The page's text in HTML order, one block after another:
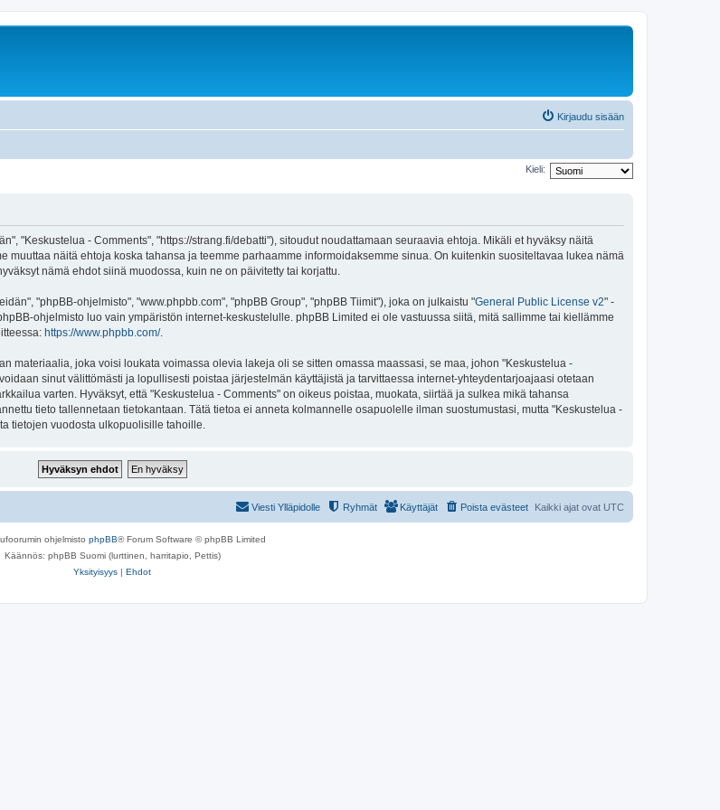
Kirjaudu sisään
Kieli:
"Keskustelua - Comments", "https://strang.fi/debatti"), sitoudut noudattamaan seuraavia ehtoja. Mikäli et hyväksy näitä
muuttaa näitä ehtoja koska tahansa ja teemme parhaamme informoidaksemme sinua. On kuitenkin suositeltavaa lukea nämä
nämä ehdot siinä muodossa, kuin ne on päivitetty tai korjattu.
"phpBB-ohjelmisto", "www.phpbb.com", "phpBB Group", "phpBB Tiimit"), joka on julkaistu "General Public License v2" -
ohjelmisto luo vain ympäristön internet-keskustelulle. phpBB Limited ei ole vastuussa siitä, mitä sallimme tai kiellämme
https://www.phpbb.com/.
materiaalia, joka voisi loukata voimassa olevia lakeja oli se sitten omassa maassasi, se maa, johon "Keskustelua -
sinut välittömästi ja lopullisesti poistaa järjestelmän käyttäjistä ja tarvittaessa internet-yhteydentarjoajaasi otetaan
varten. Hyväksyt, että "Keskustelua - Comments" on oikeus poistaa, muokata, siirtää ja sulkea mikä tahansa
tieto tallennetaan tietokantaan. Tätä tietoa ei anneta kolmannelle osapuolelle ilman suostumustasi, mutta "Keskustelua -
tietojen vuodosta ulkopuolisille tahoille.
Kaikki ajat ovat UTC
Poista evästeet
Käyttäjät
Ryhmät
Viesti Ylläpidolle
ohjelmisto phpBB® Forum Software © phpBB Limited
Käännös: phpBB Suomi (lurttinen, harritapio, Pettis)
Yksityisyys | Ehdot